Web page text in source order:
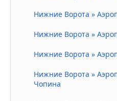
Нижние Ворота »
Нижние Ворота »
Нижние Ворота »
Нижние Ворота »
Чопина